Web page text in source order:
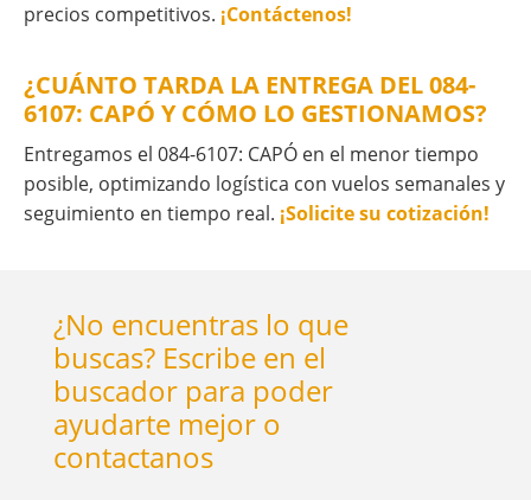
precios competitivos. ¡Contáctenos!
¿CUÁNTO TARDA LA ENTREGA DEL 084-
6107: CAPÓ Y CÓMO LO GESTIONAMOS?
Entregamos el 084-6107: CAPÓ en el menor tiempo
posible, optimizando logística con vuelos semanales y
seguimiento en tiempo real. ¡Solicite su cotización!
¿No encuentras lo que
buscas? Escribe en el
buscador para poder
ayudarte mejor o
contactanos